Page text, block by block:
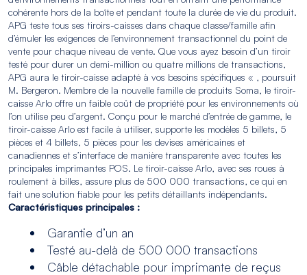
cohérente hors de la boîte et pendant toute la durée de vie du produit.
APG teste tous ses tiroirs-caisses dans chaque classe/famille afin
d’émuler les exigences de l’environnement transactionnel du point de
vente pour chaque niveau de vente. Que vous ayez besoin d’un tiroir
testé pour durer un demi-million ou quatre millions de transactions,
APG aura le tiroir-caisse adapté à vos besoins spécifiques « , poursuit
M. Bergeron. Membre de la nouvelle famille de produits Soma, le tiroir-
caisse Arlo offre un faible coût de propriété pour les environnements où
l’on utilise peu d’argent. Conçu pour le marché d’entrée de gamme, le
tiroir-caisse Arlo est facile à utiliser, supporte les modèles 5 billets, 5
pièces et 4 billets, 5 pièces pour les devises américaines et
canadiennes et s’interface de manière transparente avec toutes les
principales imprimantes POS. Le tiroir-caisse Arlo, avec ses roues à
roulement à billes, assure plus de 500 000 transactions, ce qui en
fait une solution fiable pour les petits détaillants indépendants.
Caractéristiques principales :
Garantie d’un an
Testé au-delà de 500 000 transactions
Câble détachable pour imprimante de reçus